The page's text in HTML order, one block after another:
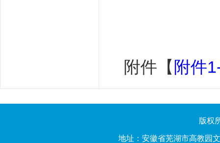
附件【 附件
版权
地址：安徽省芜湖市高教园